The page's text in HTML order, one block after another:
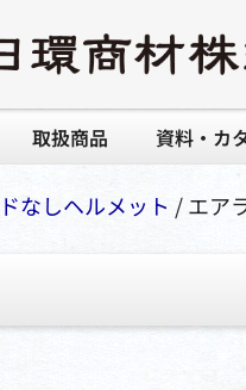
取扱商品 資料・カ
なしヘルメット / エア